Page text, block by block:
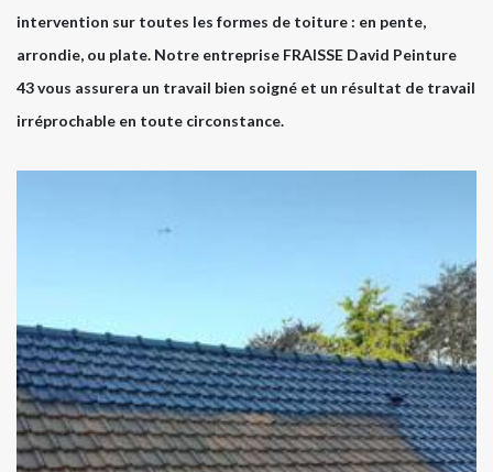
intervention sur toutes les formes de toiture : en pente,
arrondie, ou plate. Notre entreprise FRAISSE David Peinture
43 vous assurera un travail bien soigné et un résultat de travail
irréprochable en toute circonstance.